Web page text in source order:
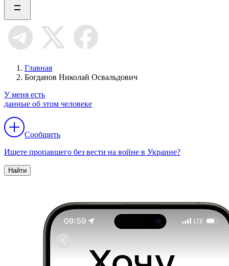
Главная
Богданов Николай Освальдович
У меня есть
данные об этом человеке
Сообщить
Ищете пропавшего без вести на войне в Украине?
Найти